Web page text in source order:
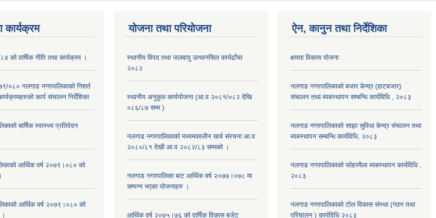
को वार्षिक नीति तथा कार्यक्रम ।
०८० नलगाड नगरपालिकाको निशर्त
कार्य संचालन निर्देशिका
बार्षिक स्वास्थ्य प्रतिवेदन
आर्थिक वर्ष २०७९।०८० को
आर्थिक वर्ष २०७९।०८० को
।
योजना तथा परियोजना
स्थानीय विपद तथा जलबायु उत्थानसिल कार्यढाँचा
२०८२
स्थानीय अनुकुल कार्ययोजना (आ.व २०८१/०८२ देखि
०८६/८७ सम्म )
नलगाड नगरपालिकाको मध्यमकालीन खर्च संरचना आ.व
२०८०/८१ देखी आ.व २०८२/८३ सम्मको ।
नलगाड नगरपालिका बाट आर्थिक वर्ष २०७७।०७८ मा
सम्पन्न भएका योजनाहरु ।
आर्थिक वर्ष २०७५।७६ को वार्षिक विकास बजेट
ऐन, कानुन तथा निर्देशिका
क्षमता विकास योजना
नलगाड नगरपालिकाको बजार केन्द्र (हाटबजार)
संचालन तथा ब्यबस्थापन सम्बन्धि कार्यविधि , २०८३
नलगाड नगरपालिकाको साझा सुविधा केन्द्र संचालन तथा
ब्यबस्थापन सम्बन्धि कार्यविधि, २०८३
नलगाड नगरपालिकाको फोहरमैला ब्यबस्थापन कार्यविधि ,
२०८३
नलगाड नगरपालिकाको टोल विकास संस्था (गठन तथा
परिचालन ) कार्यविधि २०८३